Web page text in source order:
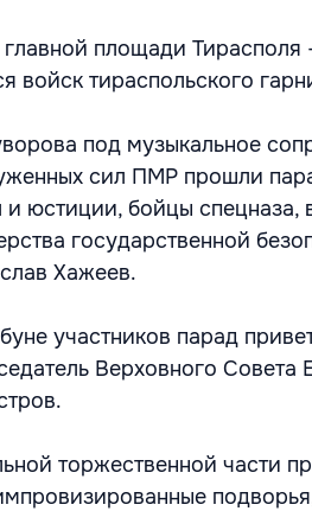
главной площади
войск тираспольского
под музыкальное
сил ПМР прошли
и юстиции, бойцы
государственной
Хажеев.
участников парад
Верховного Совета
торжественной части